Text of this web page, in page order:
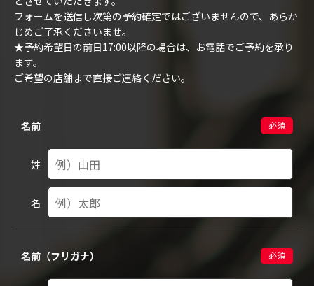
フォームを送信し次第の予約確定ではございませんので、あらか
じめご了承くださいませ。
★予約希望日の前日17:00以降の場合は、お電話でご予約を承り
ます。
ご希望の店舗まで直接ご連絡ください。
名前 必須
姓
名
名前（フリガナ） 必須